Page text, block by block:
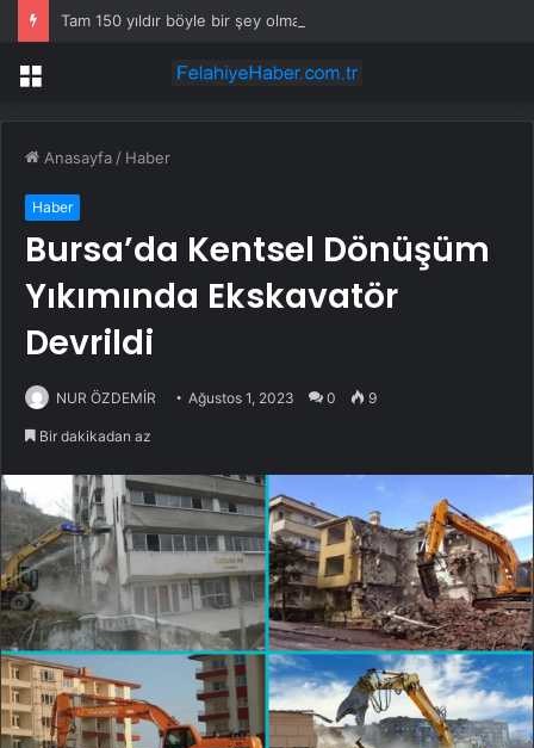
Menü
Anasayfa / Haber
Haber
Bursa’da Kentsel Dönüşüm
Yıkımında Ekskavatör
Devrildi
NUR ÖZDEMİR Ağustos 1, 2023 0 9
Bir dakikadan az